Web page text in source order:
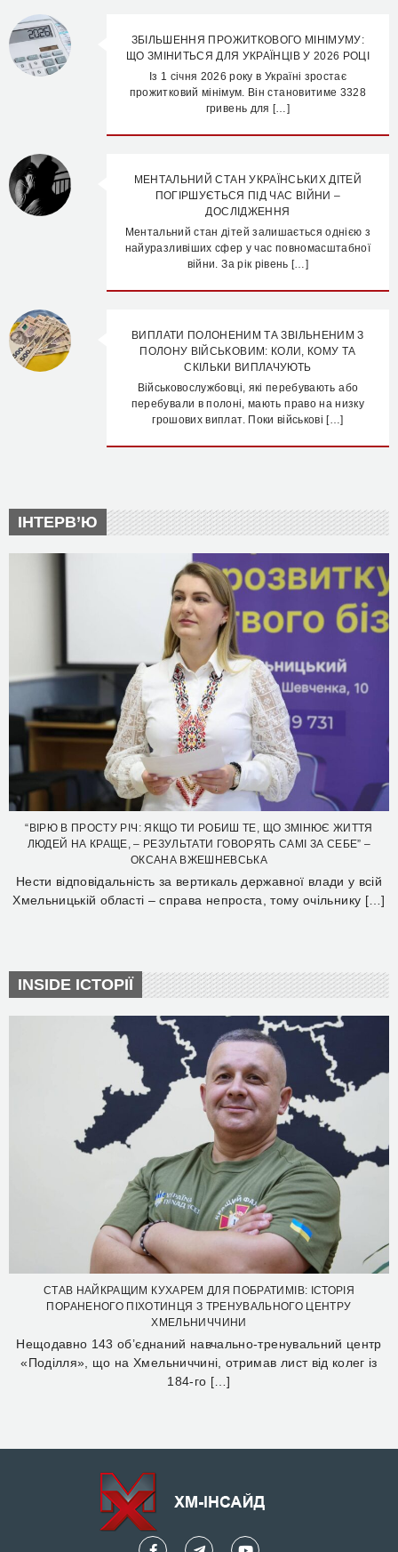
ЗБІЛЬШЕННЯ ПРОЖИТКОВОГО МІНІМУМУ:
ЩО ЗМІНИТЬСЯ ДЛЯ УКРАЇНЦІВ У 2026 РОЦІ
Із 1 січня 2026 року в Україні зростає
прожитковий мінімум. Він становитиме 3328
гривень для […]
МЕНТАЛЬНИЙ СТАН УКРАЇНСЬКИХ ДІТЕЙ
ПОГІРШУЄТЬСЯ ПІД ЧАС ВІЙНИ –
ДОСЛІДЖЕННЯ
Ментальний стан дітей залишається однією з
найуразливіших сфер у час повномасштабної
війни. За рік рівень […]
ВИПЛАТИ ПОЛОНЕНИМ ТА ЗВІЛЬНЕНИМ З
ПОЛОНУ ВІЙСЬКОВИМ: КОЛИ, КОМУ ТА
СКІЛЬКИ ВИПЛАЧУЮТЬ
Військовослужбовці, які перебувають або
перебували в полоні, мають право на низку
грошових виплат. Поки військові […]
ІНТЕРВ’Ю
“ВІРЮ В ПРОСТУ РІЧ: ЯКЩО ТИ РОБИШ ТЕ, ЩО ЗМІНЮЄ ЖИТТЯ
ЛЮДЕЙ НА КРАЩЕ, – РЕЗУЛЬТАТИ ГОВОРЯТЬ САМІ ЗА СЕБЕ” –
ОКСАНА ВЖЕШНЕВСЬКА
Нести відповідальність за вертикаль державної влади у всій
Хмельницькій області – справа непроста, тому очільнику […]
INSIDE ІСТОРІЇ
СТАВ НАЙКРАЩИМ КУХАРЕМ ДЛЯ ПОБРАТИМІВ: ІСТОРІЯ
ПОРАНЕНОГО ПІХОТИНЦЯ З ТРЕНУВАЛЬНОГО ЦЕНТРУ
ХМЕЛЬНИЧЧИНИ
Нещодавно 143 об’єднаний навчально-тренувальний центр
«Поділля», що на Хмельниччині, отримав лист від колег із
184-го […]